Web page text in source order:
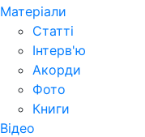
Матеріали
Статті
Інтерв'ю
Акорди
Фото
Книги
Відео